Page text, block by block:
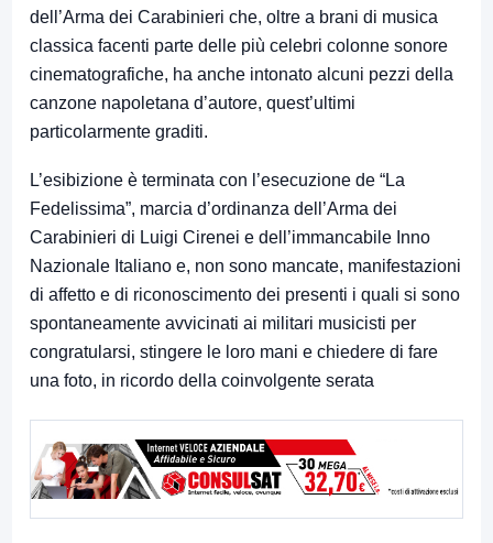
dell’Arma dei Carabinieri che, oltre a brani di musica
classica facenti parte delle più celebri colonne sonore
cinematografiche, ha anche intonato alcuni pezzi della
canzone napoletana d’autore, quest’ultimi
particolarmente graditi.
L’esibizione è terminata con l’esecuzione de “La
Fedelissima”, marcia d’ordinanza dell’Arma dei
Carabinieri di Luigi Cirenei e dell’immancabile Inno
Nazionale Italiano e, non sono mancate, manifestazioni
di affetto e di riconoscimento dei presenti i quali si sono
spontaneamente avvicinati ai militari musicisti per
congratularsi, stingere le loro mani e chiedere di fare
una foto, in ricordo della coinvolgente serata